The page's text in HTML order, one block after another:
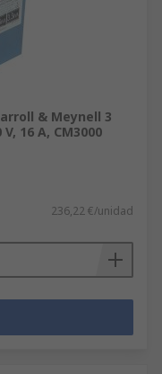
& Meynell 3
16 A, CM3000
236,22 €/unidad